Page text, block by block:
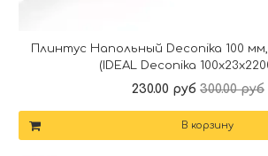
Плинтус Напольный Deconika 100 мм,
(IDEAL Deconika
230.00 руб 300.00 руб
В корзину